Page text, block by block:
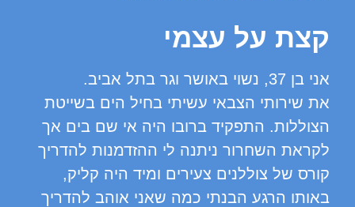
קצת על עצמי
אני בן 37, נשוי באושר וגר בתל אביב.
את שירותי הצבאי עשיתי בחיל הים בשייטת
הצוללות. התפקיד ברובו היה אי שם בים אך
לקראת השחרור ניתנה לי ההזדמנות להדריך
קורס של צוללנים צעירים ומיד היה קליק,
באותו הרגע הבנתי כמה שאני אוהב להדריך